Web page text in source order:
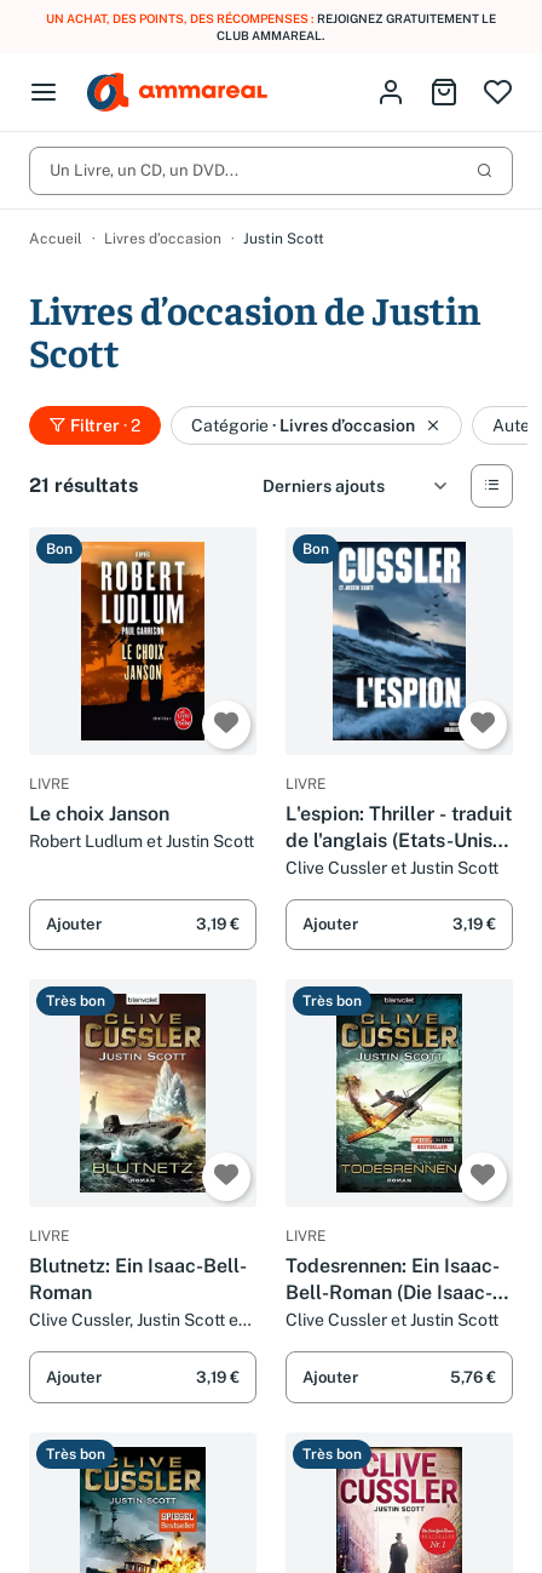
UN ACHAT, DES POINTS, DES RÉCOMPENSES : REJOIGNEZ GRATUITEMENT LE
CLUB AMMAREAL.
Open menu
Fermer le menu
CD d'occasion
Partitions
Culture à 1 €
Meilleures ventes
Produits Catégories
Vous n'avez pas trouvé l'article que vous cherchiez ?
qu'il est en stock.
Identifiez-vous
Aller au
Un Livre, un CD, un DVD...
Accueil Livres d’occasion Justin Scott
Livres d’occasion de Justin
Scott
Filtrer· 2 Catégorie· Livres d’occasion
21 résultats
Bon
LIVRE
Le choix Janson
Robert Ludlum et Justin Scott
Ajouter 3,19 €
Bon
LIVRE
L'espion: Thriller - traduit
de l'anglais (Etats-Unis)
par François Vidonne
Clive Cussler et Justin Scott
Ajouter 3,19 €
Très bon
LIVRE
Blutnetz: Ein Isaac-Bell-
Roman
Clive Cussler, Justin Scott et
Ajouter 3,19 €
Très bon
LIVRE
Todesrennen: Ein Isaac-
Bell-Roman (Die Isaac-
Bell-Abenteuer, Band 4)
Clive Cussler et Justin Scott
Ajouter 5,76 €
Très bon Très bon